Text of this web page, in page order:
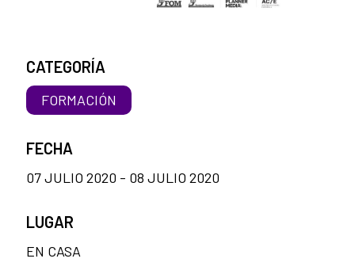
CATEGORÍA
FORMACIÓN
FECHA
07 JULIO 2020 - 08 JULIO 2020
LUGAR
EN CASA